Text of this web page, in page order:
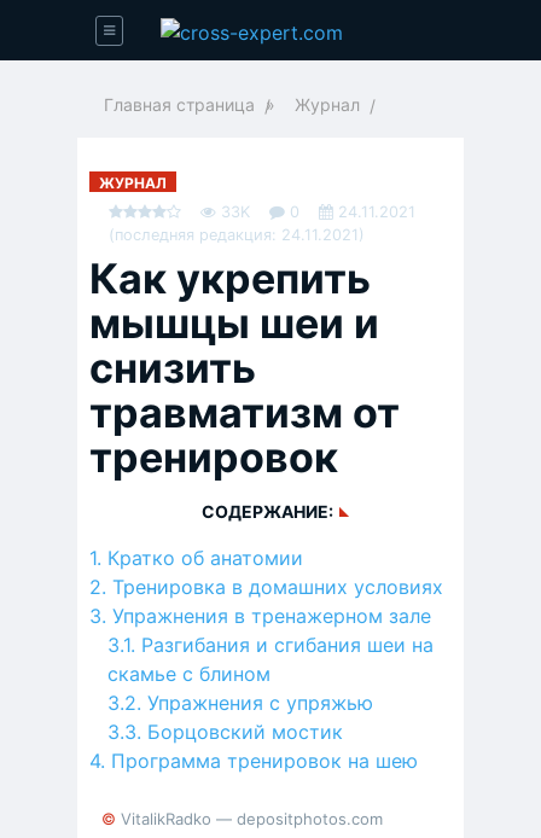
Главная страница » Журнал
ЖУРНАЛ
33K
0
24.11.2021
(последняя редакция: 24.11.2021)
Как укрепить
мышцы шеи и
снизить
травматизм от
тренировок
СОДЕРЖАНИЕ:
Кратко об анатомии
Тренировка в домашних условиях
Упражнения в тренажерном зале
Разгибания и сгибания шеи на
скамье с блином
Упражнения с упряжью
Борцовский мостик
Программа тренировок на шею
© VitalikRadko — depositphotos.com